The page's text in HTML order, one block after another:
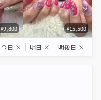
¥9,800 ¥15,500
今日 × 明日 × 明後日 ×